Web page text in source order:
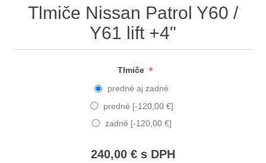
Tlmiče Nissan Patrol Y60 /
Y61 lift +4"
Tlmiče *
predné aj zadné
predné [-120,00 €]
zadné [-120,00 €]
240,00 € s DPH